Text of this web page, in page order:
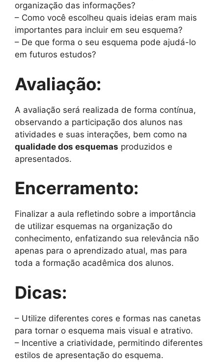
organização das informações?
– Como você escolheu quais ideias eram mais
importantes para incluir em seu esquema?
– De que forma o seu esquema pode ajudá-lo
em futuros estudos?
Avaliação:
A avaliação será realizada de forma contínua,
observando a participação dos alunos nas
atividades e suas interações, bem como na
qualidade dos esquemas produzidos e
apresentados.
Encerramento:
Finalizar a aula refletindo sobre a importância
de utilizar esquemas na organização do
conhecimento, enfatizando sua relevância não
apenas para o aprendizado atual, mas para
toda a formação acadêmica dos alunos.
Dicas:
– Utilize diferentes cores e formas nas canetas
para tornar o esquema mais visual e atrativo.
– Incentive a criatividade, permitindo diferentes
estilos de apresentação do esquema.